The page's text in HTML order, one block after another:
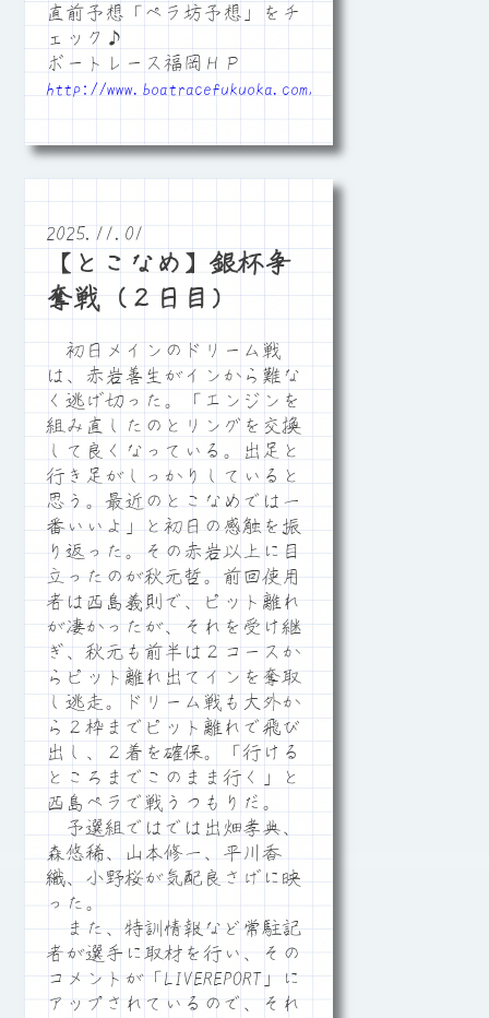
直前予想「ペラ坊予想」をチ
ェック♪
ボートレース福岡ＨＰ
http://www.boatracefukuoka.com/
2025.11.01
【とこなめ】銀杯争
奪戦（２日目）
初日メインのドリーム戦
は、赤岩善生がインから難な
く逃げ切った。「エンジンを
組み直したのとリングを交換
して良くなっている。出足と
行き足がしっかりしていると
思う。最近のとこなめでは一
番いいよ」と初日の感触を振
り返った。その赤岩以上に目
立ったのが秋元哲。前回使用
者は西島義則で、ピット離れ
が凄かったが、それを受け継
ぎ、秋元も前半は２コースか
らピット離れ出てインを奪取
し逃走。ドリーム戦も大外か
ら２枠までピット離れで飛び
出し、２着を確保。「行ける
ところまでこのまま行く」と
西島ペラで戦うつもりだ。
予選組ではでは出畑孝典、
森悠稀、山本修一、平川香
織、小野桜が気配良さげに映
った。
また、特訓情報など常駐記
者が選手に取材を行い、その
コメントが「LIVEREPORT」に
アップされているので、それ